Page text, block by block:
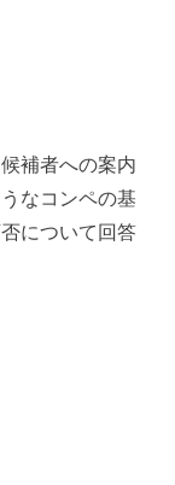
補者への案内
なコンペの基
について回答